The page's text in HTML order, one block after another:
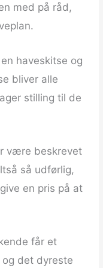
med på råd,
haveskitse og
bliver alle
stilling til de
være beskrevet
så udførlig,
en pris på at
får et
det dyreste